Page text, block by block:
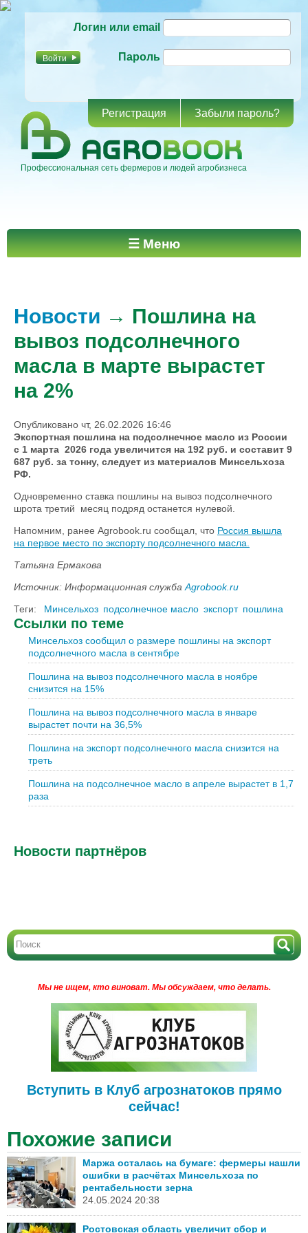
основному
Логин или email
Пароль
Регистрация Забыли пароль?
Профессиональная сеть фермеров и людей агробизнеса
Главное меню ☰ Меню
Новости → Пошлина на
вывоз подсолнечного
масла в марте вырастет
на 2%
Опубликовано чт, 26.02.2026 16:46
Экспортная пошлина на подсолнечное масло из России
с 1 марта 2026 года увеличится на 192 руб. и составит 9
687 руб. за тонну, следует из материалов Минсельхоза
РФ.
Одновременно ставка пошлины на вывоз подсолнечного
шрота третий месяц подряд останется нулевой.
Напомним, ранее Agrobook.ru сообщал, что Россия вышла
на первое место по экспорту подсолнечного масла.
Татьяна Ермакова
Источник: Информационная служба Agrobook.ru
Теги:
Минсельхоз подсолнечное масло экспорт пошлина
Ссылки по теме
Минсельхоз сообщил о размере пошлины на экспорт
подсолнечного масла в сентябре
Пошлина на вывоз подсолнечного масла в ноябре
снизится на 15%
Пошлина на вывоз подсолнечного масла в январе
вырастет почти на 36,5%
Пошлина на экспорт подсолнечного масла снизится на
треть
Пошлина на подсолнечное масло в апреле вырастет в 1,7
раза
Новости партнёров
Мы не ищем, кто виноват. Мы обсуждаем, что делать.
Вступить в Клуб агрознатоков прямо
сейчас!
Похожие записи
Маржа осталась на бумаге: фермеры нашли
ошибки в расчётах Минсельхоза по
рентабельности зерна
24.05.2024 20:38
Ростовская область увеличит сбор и